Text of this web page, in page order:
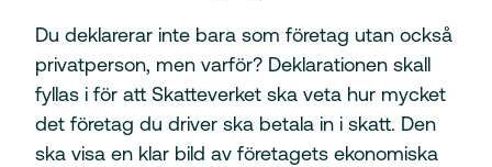
Du deklarerar inte bara som företag utan också
privatperson, men varför? Deklarationen skall
fyllas i för att Skatteverket ska veta hur mycket
det företag du driver ska betala in i skatt. Den
ska visa en klar bild av företagets ekonomiska